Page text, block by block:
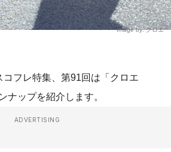
Image by: クロエ
フレ特集、第91回は「クロエ
ナップを紹介します。
ADVERTISING